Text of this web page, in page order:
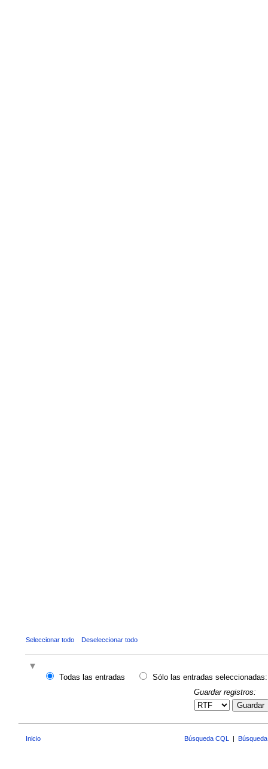
Seleccionar todo Deseleccionar todo
Todas las entradas
Sólo las entradas seleccionadas:
Guardar registros:
Guardar
Inicio Búsqueda CQL